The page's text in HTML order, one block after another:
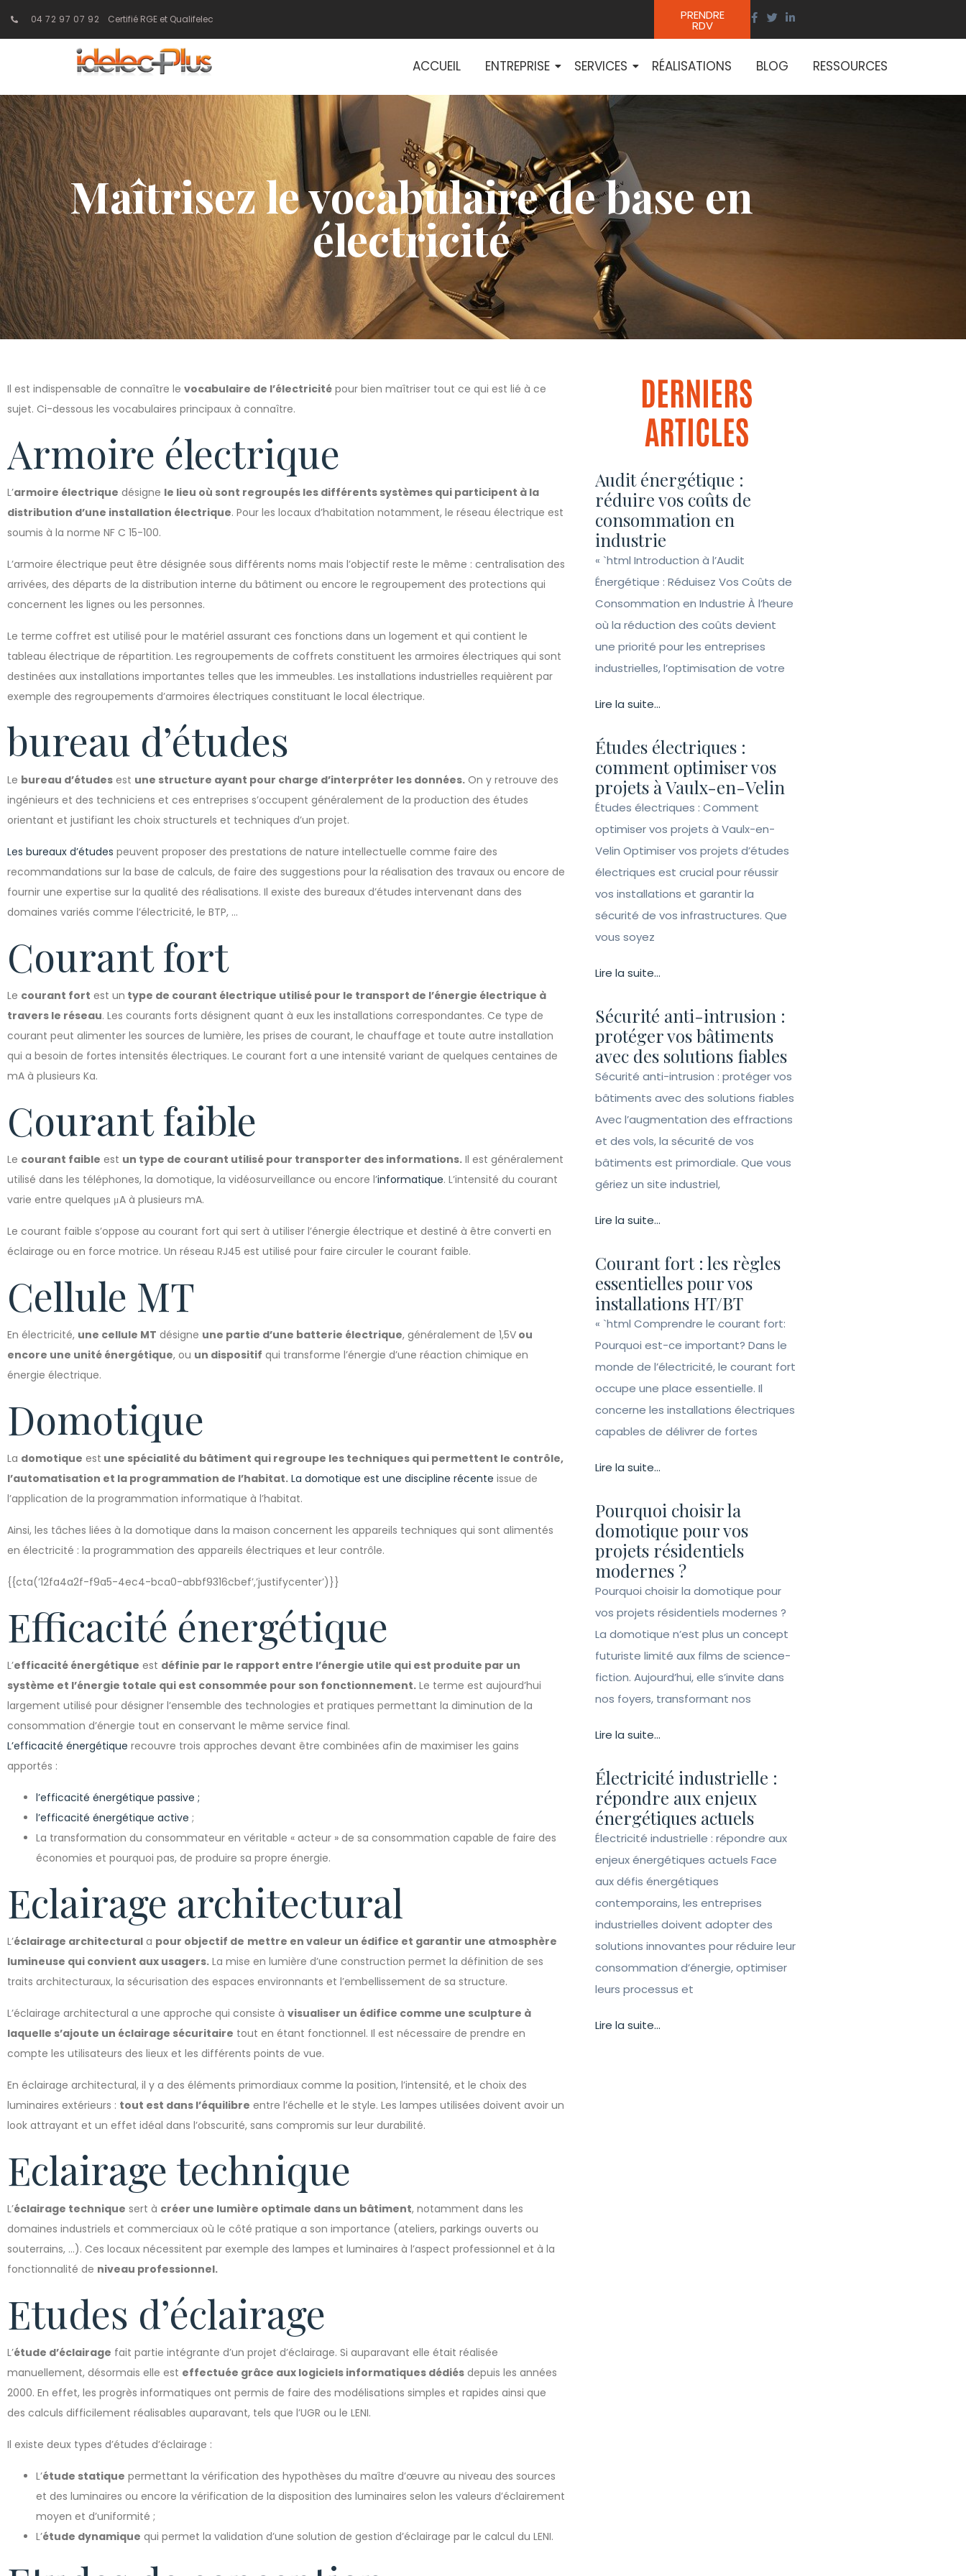
04 72 97 07 92 Certifié RGE et Qualifelec PRENDRE
RDV
ACCUEIL ENTREPRISE SERVICES RÉALISATIONS BLOG RESSOURCES
Maîtrisez le vocabulaire de base en
électricité
Il est indispensable de connaître le vocabulaire de l’électricité pour bien maîtriser tout ce qui est lié à ce
sujet. Ci-dessous les vocabulaires principaux à connaître.
Armoire électrique
L’armoire électrique désigne le lieu où sont regroupés les différents systèmes qui participent à la
distribution d’une installation électrique. Pour les locaux d’habitation notamment, le réseau électrique est
soumis à la norme NF C 15-100.
L’armoire électrique peut être désignée sous différents noms mais l’objectif reste le même : centralisation des
arrivées, des départs de la distribution interne du bâtiment ou encore le regroupement des protections qui
concernent les lignes ou les personnes.
Le terme coffret est utilisé pour le matériel assurant ces fonctions dans un logement et qui contient le
tableau électrique de répartition. Les regroupements de coffrets constituent les armoires électriques qui sont
destinées aux installations importantes telles que les immeubles. Les installations industrielles requièrent par
exemple des regroupements d’armoires électriques constituant le local électrique.
bureau d’études
Le bureau d’études est une structure ayant pour charge d’interpréter les données. On y retrouve des
ingénieurs et des techniciens et ces entreprises s’occupent généralement de la production des études
orientant et justifiant les choix structurels et techniques d’un projet.
Les bureaux d’études peuvent proposer des prestations de nature intellectuelle comme faire des
recommandations sur la base de calculs, de faire des suggestions pour la réalisation des travaux ou encore de
fournir une expertise sur la qualité des réalisations. Il existe des bureaux d’études intervenant dans des
domaines variés comme l’électricité, le BTP, …
Courant fort
Le courant fort est un type de courant électrique utilisé pour le transport de l’énergie électrique à
travers le réseau. Les courants forts désignent quant à eux les installations correspondantes. Ce type de
courant peut alimenter les sources de lumière, les prises de courant, le chauffage et toute autre installation
qui a besoin de fortes intensités électriques. Le courant fort a une intensité variant de quelques centaines de
mA à plusieurs Ka.
Courant faible
Le courant faible est un type de courant utilisé pour transporter des informations. Il est généralement
utilisé dans les téléphones, la domotique, la vidéosurveillance ou encore l’informatique. L’intensité du courant
varie entre quelques μA à plusieurs mA.
Le courant faible s’oppose au courant fort qui sert à utiliser l’énergie électrique et destiné à être converti en
éclairage ou en force motrice. Un réseau RJ45 est utilisé pour faire circuler le courant faible.
Cellule MT
En électricité, une cellule MT désigne une partie d’une batterie électrique, généralement de 1,5V ou
encore une unité énergétique, ou un dispositif qui transforme l’énergie d’une réaction chimique en
énergie électrique.
Domotique
La domotique est une spécialité du bâtiment qui regroupe les techniques qui permettent le contrôle,
l’automatisation et la programmation de l’habitat. La domotique est une discipline récente issue de
l’application de la programmation informatique à l’habitat.
Ainsi, les tâches liées à la domotique dans la maison concernent les appareils techniques qui sont alimentés
en électricité : la programmation des appareils électriques et leur contrôle.
{{cta(’12fa4a2f-f9a5-4ec4-bca0-abbf9316cbef’,’justifycenter’)}}
Efficacité énergétique
L’efficacité énergétique est définie par le rapport entre l’énergie utile qui est produite par un
système et l’énergie totale qui est consommée pour son fonctionnement. Le terme est aujourd’hui
largement utilisé pour désigner l’ensemble des technologies et pratiques permettant la diminution de la
consommation d’énergie tout en conservant le même service final.
L’efficacité énergétique recouvre trois approches devant être combinées afin de maximiser les gains
apportés :
l’efficacité énergétique passive ;
l’efficacité énergétique active ;
La transformation du consommateur en véritable « acteur » de sa consommation capable de faire des
économies et pourquoi pas, de produire sa propre énergie.
Eclairage architectural
L’éclairage architectural a pour objectif de mettre en valeur un édifice et garantir une atmosphère
lumineuse qui convient aux usagers. La mise en lumière d’une construction permet la définition de ses
traits architecturaux, la sécurisation des espaces environnants et l’embellissement de sa structure.
L’éclairage architectural a une approche qui consiste à visualiser un édifice comme une sculpture à
laquelle s’ajoute un éclairage sécuritaire tout en étant fonctionnel. Il est nécessaire de prendre en
compte les utilisateurs des lieux et les différents points de vue.
En éclairage architectural, il y a des éléments primordiaux comme la position, l’intensité, et le choix des
luminaires extérieurs : tout est dans l’équilibre entre l’échelle et le style. Les lampes utilisées doivent avoir un
look attrayant et un effet idéal dans l’obscurité, sans compromis sur leur durabilité.
Eclairage technique
L’éclairage technique sert à créer une lumière optimale dans un bâtiment, notamment dans les
domaines industriels et commerciaux où le côté pratique a son importance (ateliers, parkings ouverts ou
souterrains, …). Ces locaux nécessitent par exemple des lampes et luminaires à l’aspect professionnel et à la
fonctionnalité de niveau professionnel.
Etudes d’éclairage
L’étude d’éclairage fait partie intégrante d’un projet d’éclairage. Si auparavant elle était réalisée
manuellement, désormais elle est effectuée grâce aux logiciels informatiques dédiés depuis les années
2000. En effet, les progrès informatiques ont permis de faire des modélisations simples et rapides ainsi que
des calculs difficilement réalisables auparavant, tels que l’UGR ou le LENI.
Il existe deux types d’études d’éclairage :
L’étude statique permettant la vérification des hypothèses du maître d’œuvre au niveau des sources
et des luminaires ou encore la vérification de la disposition des luminaires selon les valeurs d’éclairement
moyen et d’uniformité ;
L’étude dynamique qui permet la validation d’une solution de gestion d’éclairage par le calcul du LENI.
DERNIERS
ARTICLES
Audit énergétique :
réduire vos coûts de
consommation en
industrie
« `html Introduction à l’Audit
Énergétique : Réduisez Vos Coûts de
Consommation en Industrie À l’heure
où la réduction des coûts devient
une priorité pour les entreprises
industrielles, l’optimisation de votre
Lire la suite...
Études électriques :
comment optimiser vos
projets à Vaulx-en-Velin
Études électriques : Comment
optimiser vos projets à Vaulx-en-
Velin Optimiser vos projets d’études
électriques est crucial pour réussir
vos installations et garantir la
sécurité de vos infrastructures. Que
vous soyez
Lire la suite...
Sécurité anti-intrusion :
protéger vos bâtiments
avec des solutions fiables
Sécurité anti-intrusion : protéger vos
bâtiments avec des solutions fiables
Avec l’augmentation des effractions
et des vols, la sécurité de vos
bâtiments est primordiale. Que vous
gériez un site industriel,
Lire la suite...
Courant fort : les règles
essentielles pour vos
installations HT/BT
« `html Comprendre le courant fort:
Pourquoi est-ce important? Dans le
monde de l’électricité, le courant fort
occupe une place essentielle. Il
concerne les installations électriques
capables de délivrer de fortes
Lire la suite...
Pourquoi choisir la
domotique pour vos
projets résidentiels
modernes ?
Pourquoi choisir la domotique pour
vos projets résidentiels modernes ?
La domotique n’est plus un concept
futuriste limité aux films de science-
fiction. Aujourd’hui, elle s’invite dans
nos foyers, transformant nos
Lire la suite...
Électricité industrielle :
répondre aux enjeux
énergétiques actuels
Électricité industrielle : répondre aux
enjeux énergétiques actuels Face
aux défis énergétiques
contemporains, les entreprises
industrielles doivent adopter des
solutions innovantes pour réduire leur
consommation d’énergie, optimiser
leurs processus et
Lire la suite...